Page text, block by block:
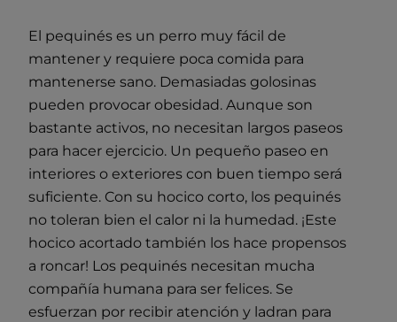
El pequinés es un perro muy fácil de
mantener y requiere poca comida para
mantenerse sano. Demasiadas golosinas
pueden provocar obesidad. Aunque son
bastante activos, no necesitan largos paseos
para hacer ejercicio. Un pequeño paseo en
interiores o exteriores con buen tiempo será
suficiente. Con su hocico corto, los pequinés
no toleran bien el calor ni la humedad. ¡Este
hocico acortado también los hace propensos
a roncar! Los pequinés necesitan mucha
compañía humana para ser felices. Se
esfuerzan por recibir atención y ladran para